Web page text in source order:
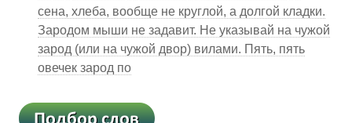
сена, хлеба, вообще не круглой, а долгой кладки.
Зародом мыши не задавит. Не указывай на чужой
зарод (или на чужой двор) вилами. Пять, пять
овечек зарод по